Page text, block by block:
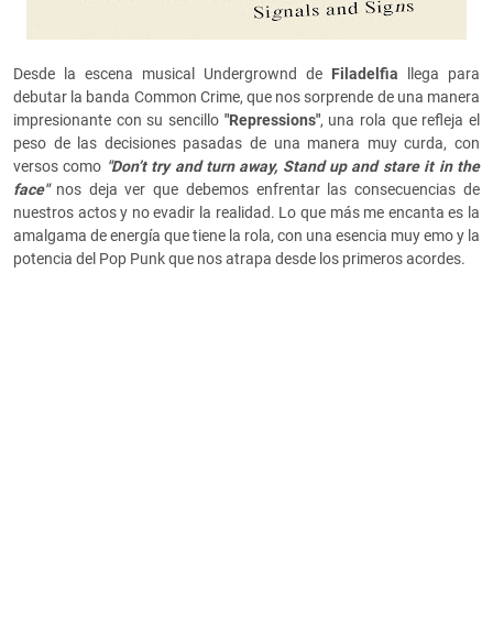
Desde la escena musical Undergrownd de Filadelfia llega para
debutar la banda Common Crime, que nos sorprende de una manera
impresionante con su sencillo "Repressions", una rola que refleja el
peso de las decisiones pasadas de una manera muy curda, con
versos como "Don’t try and turn away, Stand up and stare it in the
face"nos deja ver que debemos enfrentar las consecuencias de
nuestros actos y no evadir la realidad. Lo que más me encanta es la
amalgama de energía que tiene la rola, con una esencia muy emo y la
potencia del Pop Punk que nos atrapa desde los primeros acordes.